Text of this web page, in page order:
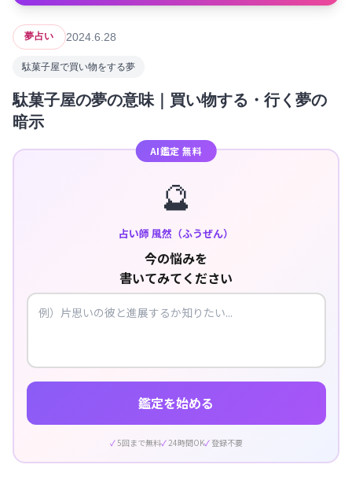
夢占い 2024.6.28
駄菓子屋で買い物をする夢
駄菓子屋の夢の意味｜買い物する・行く夢の
暗示
AI鑑定 無料
🔮
占い師 風然（ふうぜん）
今の悩みを
書いてみてください
鑑定を始める
5回まで無料 24時間OK 登録不要